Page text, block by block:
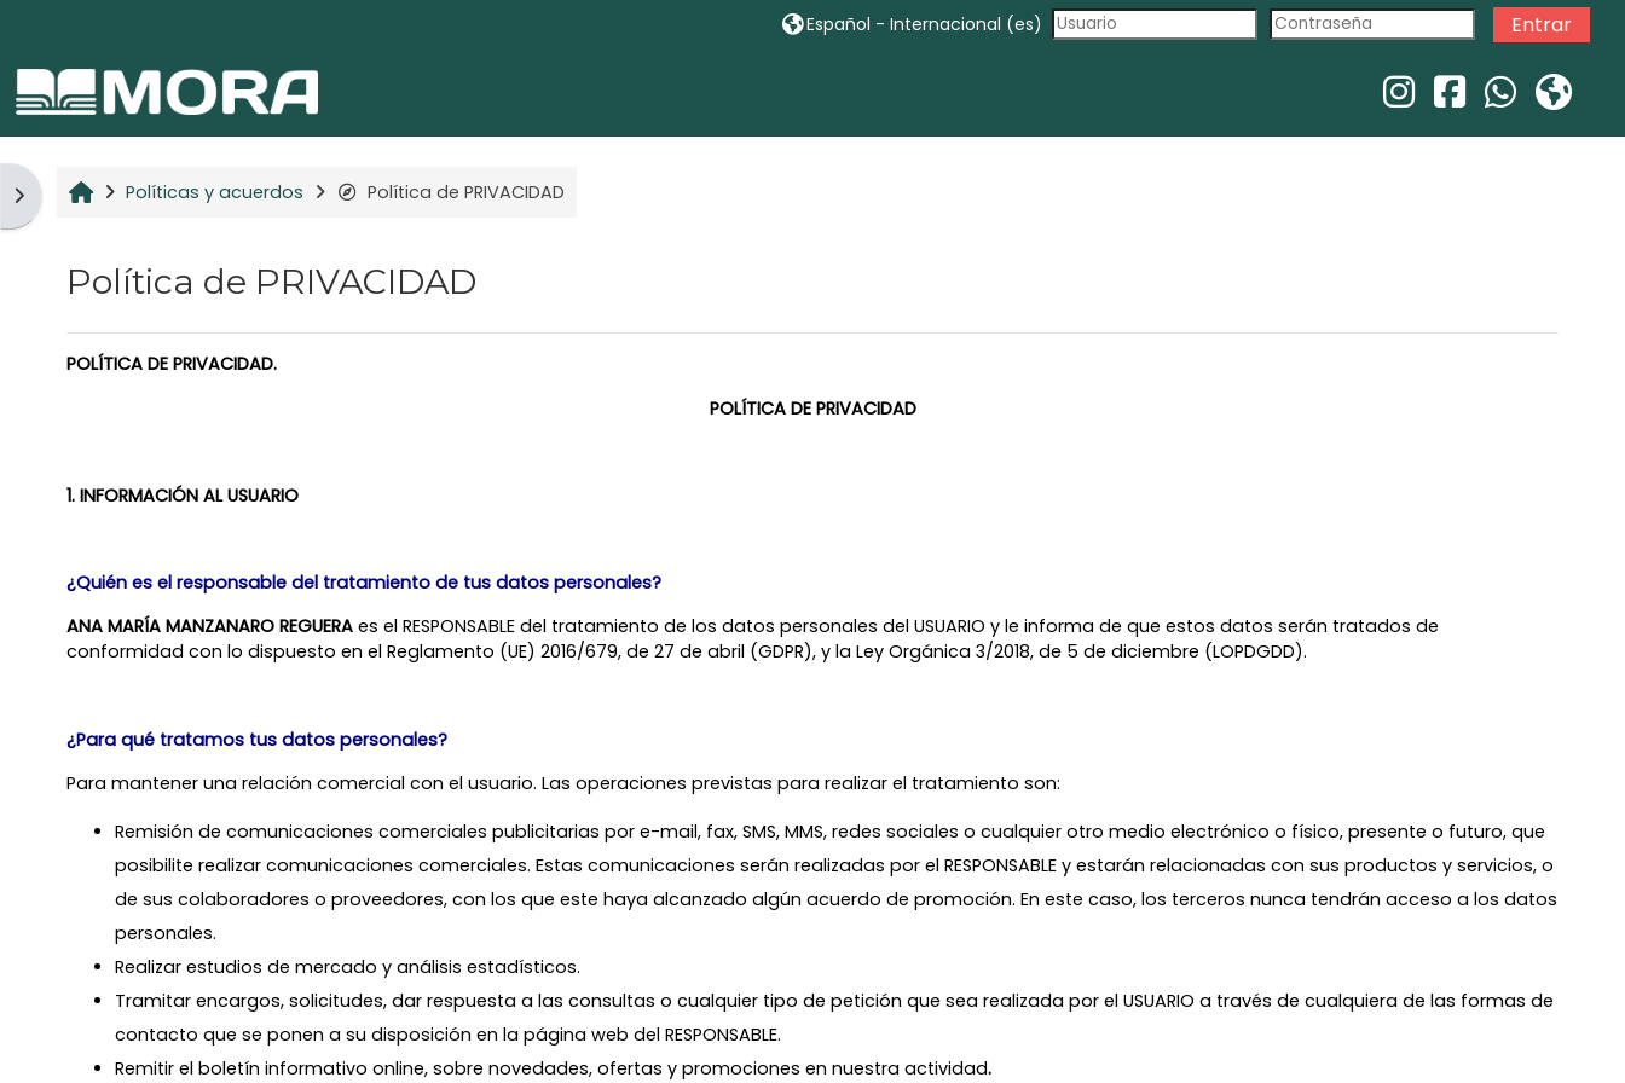
Español - Internacional ‎(es)‎ Entrar
Desplegar menú
Inicio
Políticas y acuerdos Política de PRIVACIDAD
Política de PRIVACIDAD
POLÍTICA DE PRIVACIDAD.
POLÍTICA DE PRIVACIDAD
1. INFORMACIÓN AL USUARIO
¿Quién es el responsable del tratamiento de tus datos personales?
ANA MARÍA MANZANARO REGUERA es el RESPONSABLE del tratamiento de los datos personales del USUARIO y le informa de que estos datos serán tratados de
conformidad con lo dispuesto en el Reglamento (UE) 2016/679, de 27 de abril (GDPR), y la Ley Orgánica 3/2018, de 5 de diciembre (LOPDGDD).
¿Para qué tratamos tus datos personales?
Para mantener una relación comercial con el usuario. Las operaciones previstas para realizar el tratamiento son:
Remisión de comunicaciones comerciales publicitarias por e-mail, fax, SMS, MMS, redes sociales o cualquier otro medio electrónico o físico, presente o futuro, que
posibilite realizar comunicaciones comerciales. Estas comunicaciones serán realizadas por el RESPONSABLE y estarán relacionadas con sus productos y servicios, o
de sus colaboradores o proveedores, con los que este haya alcanzado algún acuerdo de promoción. En este caso, los terceros nunca tendrán acceso a los datos
personales.
Realizar estudios de mercado y análisis estadísticos.
Tramitar encargos, solicitudes, dar respuesta a las consultas o cualquier tipo de petición que sea realizada por el USUARIO a través de cualquiera de las formas de
contacto que se ponen a su disposición en la página web del RESPONSABLE.
Remitir el boletín informativo online, sobre novedades, ofertas y promociones en nuestra actividad.